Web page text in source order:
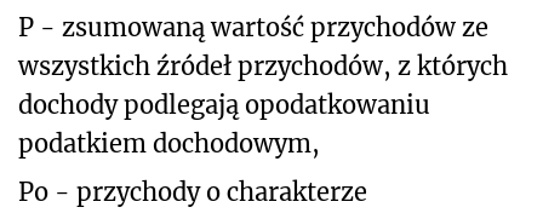
P - zsumowaną wartość przychodów ze
wszystkich źródeł przychodów, z których
dochody podlegają opodatkowaniu
podatkiem dochodowym,
Po - przychody o charakterze